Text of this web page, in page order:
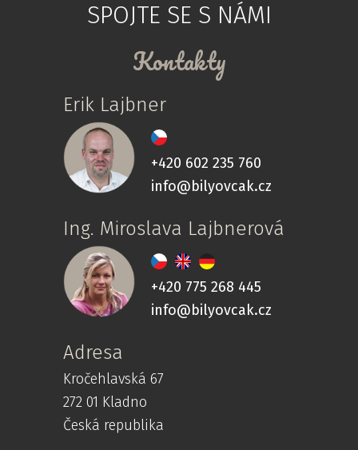
SPOJTE SE S NÁMI
Kontakty
Erik Lajbner
+420 602 235 760
info@bilyovcak.cz
Ing. Miroslava Lajbnerová
+420 775 268 445
info@bilyovcak.cz
Adresa
Kročehlavská 67
272 01 Kladno
Česká republika